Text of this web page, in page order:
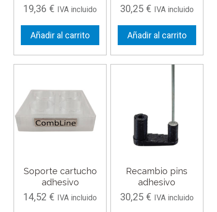
19,36 € IVA incluido
Añadir al carrito
30,25 € IVA incluido
Añadir al carrito
Soporte cartucho
adhesivo
14,52 € IVA incluido
Recambio pins
adhesivo
30,25 € IVA incluido